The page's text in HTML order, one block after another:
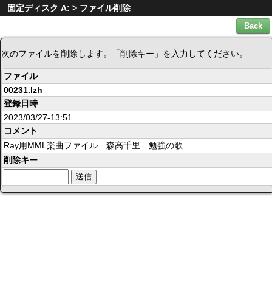
固定ディスク A: > ファイル削除
次のファイルを削除します。「削除キー」を入力してください。
ファイル
00231.lzh
登録日時
2023/03/27-13:51
コメント
Ray用MML楽曲ファイル 森高千里 勉強の歌
削除キー